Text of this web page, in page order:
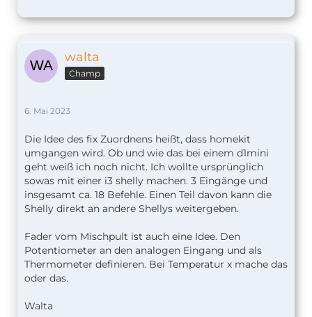
walta
Champ
6. Mai 2023
Die Idee des fix Zuordnens heißt, dass homekit
umgangen wird. Ob und wie das bei einem d1mini
geht weiß ich noch nicht. Ich wollte ursprünglich
sowas mit einer i3 shelly machen. 3 Eingänge und
insgesamt ca. 18 Befehle. Einen Teil davon kann die
Shelly direkt an andere Shellys weitergeben.
Fader vom Mischpult ist auch eine Idee. Den
Potentiometer an den analogen Eingang und als
Thermometer definieren. Bei Temperatur x mache das
oder das.
Walta